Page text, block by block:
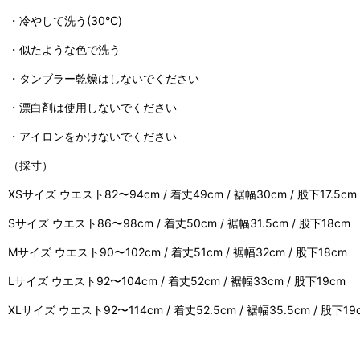
・冷やして洗う(30°C)
・似たような色で洗う
・タンブラー乾燥はしないでください
・漂白剤は使用しないでください
・アイロンをかけないでください
（採寸）
XSサイズ ウエスト82〜94cm / 着丈49cm / 裾幅30cm / 股下17.5cm
Sサイズ ウエスト86〜98cm / 着丈50cm / 裾幅31.5cm / 股下18cm
Mサイズ ウエスト90〜102cm / 着丈51cm / 裾幅32cm / 股下18cm
Lサイズ ウエスト92〜104cm / 着丈52cm / 裾幅33cm / 股下19cm
XLサイズ ウエスト92〜114cm / 着丈52.5cm / 裾幅35.5cm / 股下